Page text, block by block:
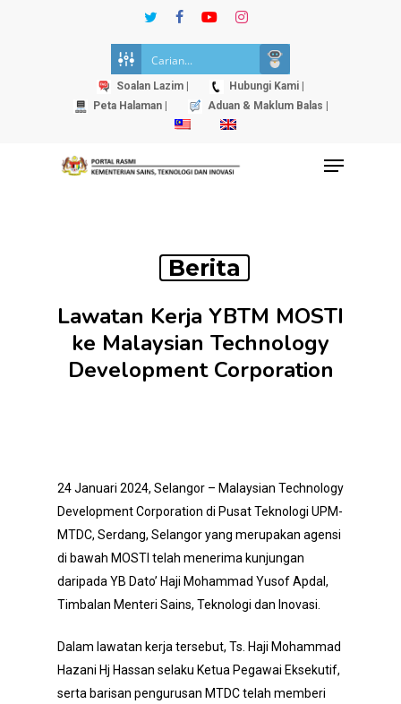
twitterfacebookyoutubeinstagram
Soalan Lazim |
Hubungi Kami |
Peta Halaman |
Aduan & Maklum Balas |
Menu
Berita
Lawatan Kerja YBTM MOSTI
ke Malaysian Technology
Development Corporation
24 Januari 2024, Selangor – Malaysian Technology
Development Corporation di Pusat Teknologi UPM-
MTDC, Serdang, Selangor yang merupakan agensi
di bawah MOSTI telah menerima kunjungan
daripada YB Dato’ Haji Mohammad Yusof Apdal,
Timbalan Menteri Sains, Teknologi dan Inovasi.
Dalam lawatan kerja tersebut, Ts. Haji Mohammad
Hazani Hj Hassan selaku Ketua Pegawai Eksekutif,
serta barisan pengurusan MTDC telah memberi